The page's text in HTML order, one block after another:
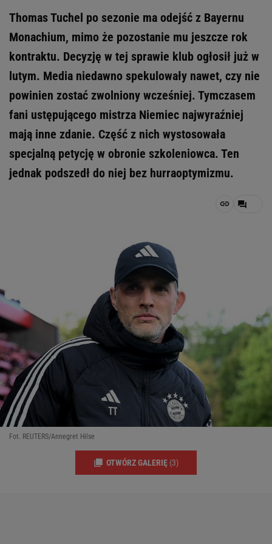
Thomas Tuchel po sezonie ma odejść z Bayernu
Monachium, mimo że pozostanie mu jeszcze rok
kontraktu. Decyzję w tej sprawie klub ogłosił już w
lutym. Media niedawno spekulowały nawet, czy nie
powinien zostać zwolniony wcześniej. Tymczasem
fani ustępującego mistrza Niemiec najwyraźniej
mają inne zdanie. Część z nich wystosowała
specjalną petycję w obronie szkoleniowca. Ten
jednak podszedł do niej bez hurraoptymizmu.
Fot. REUTERS/Annegret Hilse
OTWÓRZ GALERIĘ (3)